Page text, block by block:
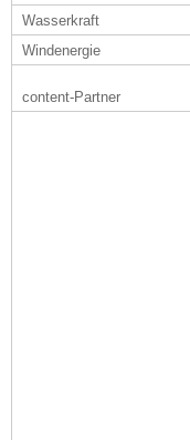
Wasserkraft
Windenergie
content-Partner